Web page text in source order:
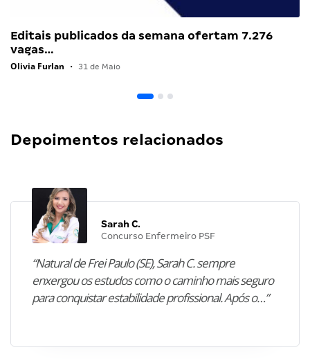
Editais publicados da semana ofertam 7.276
vagas…
Olivia Furlan • 31 de Maio
Depoimentos relacionados
Sarah C.
Concurso Enfermeiro PSF
“Natural de Frei Paulo (SE), Sarah C. sempre
enxergou os estudos como o caminho mais seguro
para conquistar estabilidade profissional. Após o…”